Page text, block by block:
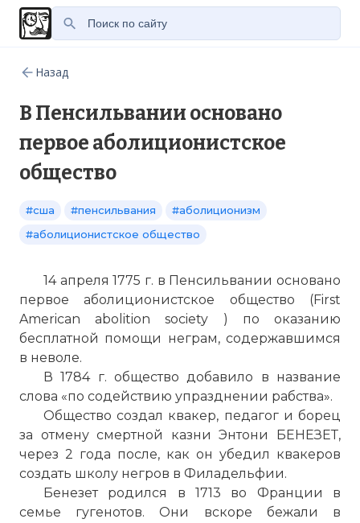
Назад
В Пенсильвании основано
первое аболиционистское
общество
#сша #пенсильвания
#аболиционизм
#аболиционистское общество
14 апреля 1775 г. в Пенсильвании основано
первое аболиционистское общество (First
American abolition society ) по оказанию
бесплатной помощи неграм, содержавшимся
в неволе.
В 1784 г. общество добавило в название
слова «по содействию упразднении рабства».
Общество создал квакер, педагог и борец
за отмену смертной казни Энтони БЕНЕЗЕТ,
через 2 года после, как он убедил квакеров
создать школу негров в Филадельфии.
Бенезет родился в 1713 во Франции в
семье гугенотов. Они вскоре бежали в